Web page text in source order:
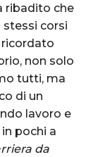
ribadito che
stessi corsi
ricordato
non solo
tutti, ma
di un
lavoro e
pochi a
da